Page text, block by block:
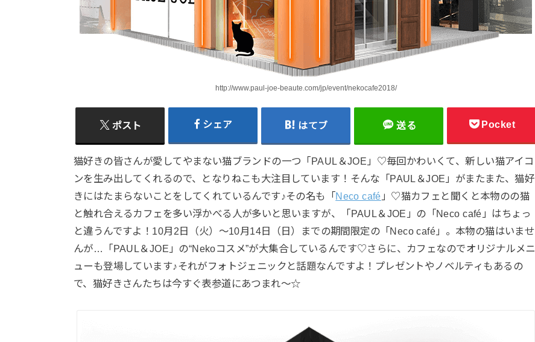
http://www.paul-joe-beaute.com/jp/event/nekocafe2018/
ポスト シェア はてブ 送る Pocket
猫好きの皆さんが愛してやまない猫ブランドの一つ「PAUL＆JOE」♡毎回かわいくて、新しい猫アイコ
ンを生み出してくれるので、となりねこも大注目しています！そんな「PAUL＆JOE」がまたまた、猫好
きにはたまらないことをしてくれているんです♪その名も「 Neco café 」♡猫カフェと聞くと本物のの猫
と触れ合えるカフェを多い浮かべる人が多いと思いますが、「PAUL＆JOE」の「Neco café」はちょっ
と違うんですよ！10月2日（火）～10月14日（日）までの期間限定の「Neco café」。本物の猫はいませ
んが…「PAUL＆JOE」の“Nekoコスメ”が大集合しているんです♡さらに、カフェなのでオリジナルメニ
ューも登場しています♪それがフォトジェニックと話題なんですよ！プレゼントやノベルティもあるの
で、猫好きさんたちは今すぐ表参道にあつまれ～☆